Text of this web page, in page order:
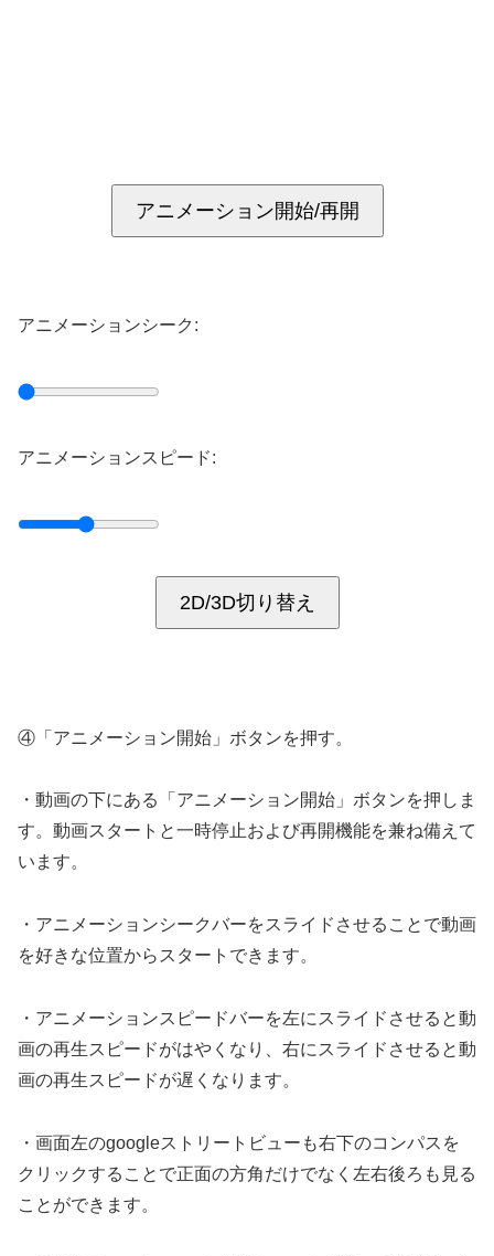
アニメーション開始/再開
アニメーションシーク:
アニメーションスピード:
2D/3D切り替え
④「アニメーション開始」ボタンを押す。
・動画の下にある「アニメーション開始」ボタンを押しま
す。動画スタートと一時停止および再開機能を兼ね備えて
います。
・アニメーションシークバーをスライドさせることで動画
を好きな位置からスタートできます。
・アニメーションスピードバーを左にスライドさせると動
画の再生スピードがはやくなり、右にスライドさせると動
画の再生スピードが遅くなります。
・画面左のgoogleストリートビューも右下のコンパスを
クリックすることで正面の方角だけでなく左右後ろも見る
ことができます。